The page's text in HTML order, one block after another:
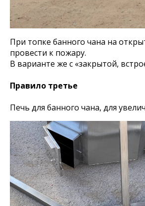
При топке банного чана на
провести к пожару.
В варианте же с «закрытой,
Правило третье
Печь для банного чана, для